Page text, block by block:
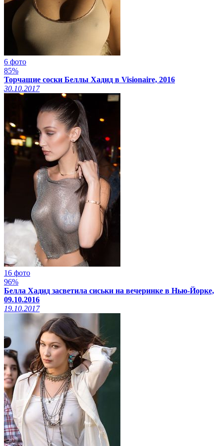
6 фото
85%
Торчащие соски Беллы Хадид в Visionaire, 2016
30.10.2017
16 фото
96%
Белла Хадид засветила сиськи на вечеринке в Нью-Йорке,
09.10.2016
19.10.2017